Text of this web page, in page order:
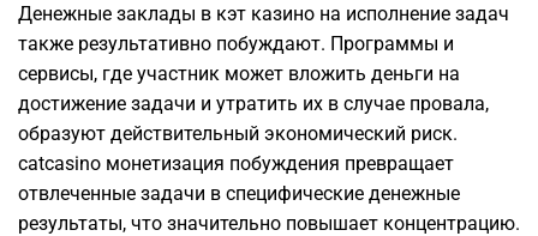
Денежные заклады в кэт казино на исполнение задач
также результативно побуждают. Программы и
сервисы, где участник может вложить деньги на
достижение задачи и утратить их в случае провала,
образуют действительный экономический риск.
catcasino монетизация побуждения превращает
отвлеченные задачи в специфические денежные
результаты, что значительно повышает концентрацию.